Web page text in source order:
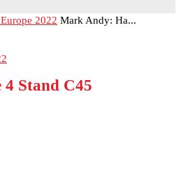
2022 Mark Andy: Ha...
Stand C45